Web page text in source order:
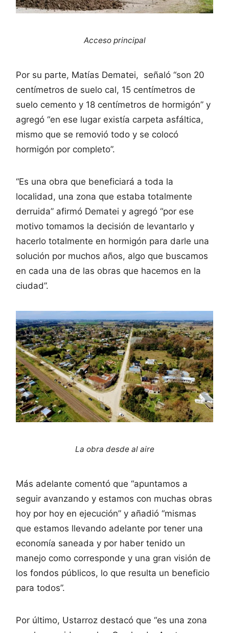
Acceso principal
Por su parte, Matías Dematei, señaló “son 20
centímetros de suelo cal, 15 centímetros de
suelo cemento y 18 centímetros de hormigón” y
agregó “en ese lugar existía carpeta asfáltica,
mismo que se removió todo y se colocó
hormigón por completo”.
“Es una obra que beneficiará a toda la
localidad, una zona que estaba totalmente
derruida” afirmó Dematei y agregó “por ese
motivo tomamos la decisión de levantarlo y
hacerlo totalmente en hormigón para darle una
solución por muchos años, algo que buscamos
en cada una de las obras que hacemos en la
ciudad”.
La obra desde al aire
Más adelante comentó que “apuntamos a
seguir avanzando y estamos con muchas obras
hoy por hoy en ejecución” y añadió “mismas
que estamos llevando adelante por tener una
economía saneada y por haber tenido un
manejo como corresponde y una gran visión de
los fondos públicos, lo que resulta un beneficio
para todos”.
Por último, Ustarroz destacó que “es una zona